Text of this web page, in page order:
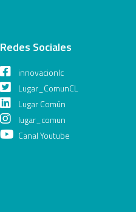
Redes Sociales
innovacionlc
Lugar_ComunCL
Lugar Común
lugar_comun
Canal Youtube